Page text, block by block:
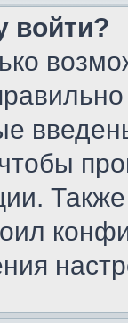
войти?